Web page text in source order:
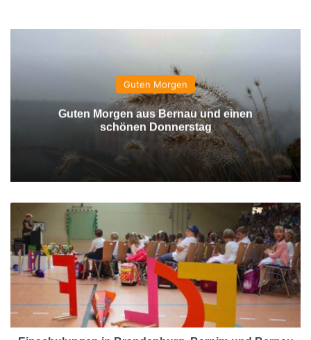
Guten Morgen
Guten Morgen aus Bernau und einen
schönen Donnerstag